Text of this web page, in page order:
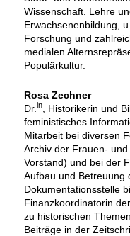
Wissenschaft. Lehre
Erwachsenenbildung,
Forschung und
medialen
Populärkultur.
Rosa Zechner
Dr.in
, Historikerin und
feministisches
Mitarbeit bei diversen
Archiv der Frauen-
Vorstand) und bei der
Aufbau und Betreuung
Dokumentationsstelle
Finanzkoordinatorin
zu historischen
Beiträge in der